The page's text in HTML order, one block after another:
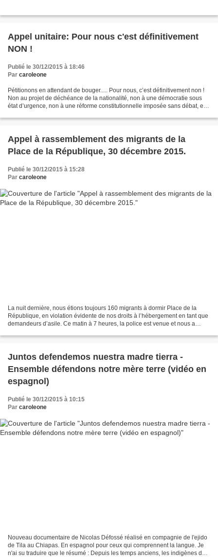
Appel unitaire: Pour nous c'est définitivement
NON !
Publié le 30/12/2015 à 18:46
Par caroleone
Pétitionons en attendant de bouger..... Pour nous, c’est définitivement non !
Non au projet de déchéance de la nationalité, non à une démocratie sous
état d’urgence, non à une réforme constitutionnelle imposée sans débat, en
Appel à rassemblement des migrants de la
Place de la République, 30 décembre 2015.
Publié le 30/12/2015 à 15:28
Par caroleone
La nuit dernière, nous étions toujours 160 migrants à dormir Place de la
République, en violation évidente de nos droits à l’hébergement en tant que
demandeurs d’asile. Ce matin à 7 heures, la police est venue et nous a
Juntos defendemos nuestra madre tierra -
Ensemble défendons notre mère terre (vidéo en
espagnol)
Publié le 30/12/2015 à 10:15
Par caroleone
Nouveau documentaire de Nicolas Défossé réalisé en compagnie de l'ejido
de Tila au Chiapas. En espagnol pour ceux qui comprennent la langue. Je
n'ai su traduire que le résumé : Depuis les temps anciens, les indigènes du